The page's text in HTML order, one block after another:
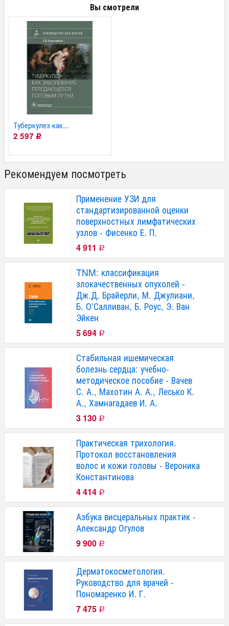
Вы смотрели
Туберкулез как...
2 597 Р
Рекомендуем посмотреть
Применение УЗИ для
стандартизированной оценки
поверхностных лимфатических
узлов - Фисенко Е. П.
4 911 Р
TNM: классификация
злокачественных опухолей -
Дж.Д. Брайерли, М. Джулиани,
Б. О’Салливан, Б. Роус, Э. Ван
Эйкен
5 694 Р
Стабильная ишемическая
болезнь сердца: учебно-
методическое пособие - Вачев
С. А., Махотин А. А., Лесько К.
А., Хамнагадаев И. А.
3 130 Р
Практическая трихология.
Протокол восстановления
волос и кожи головы - Вероника
Константинова
4 414 Р
Азбука висцеральных практик -
Александр Огулов
9 900 Р
Дерматокосметология.
Руководство для врачей -
Пономаренко И. Г.
7 475 Р